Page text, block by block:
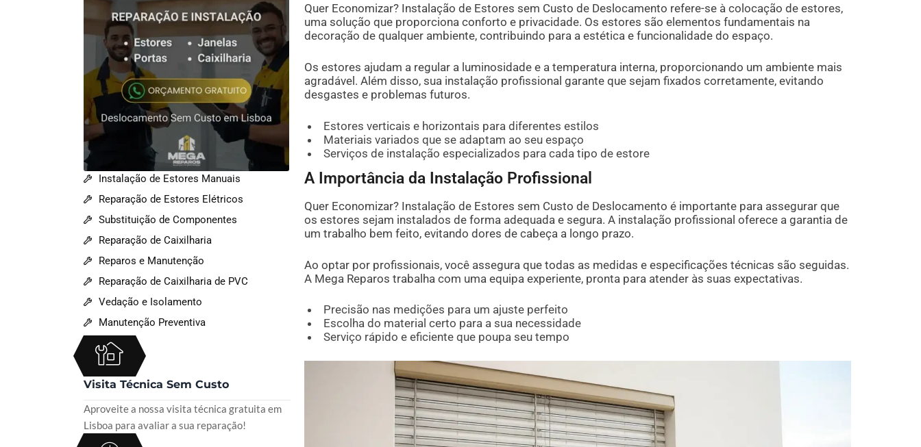
Quer Economizar? Instalação de Estores sem Custo de Deslocamento refere-se à colocação de estores,
uma solução que proporciona conforto e privacidade. Os estores são elementos fundamentais na
decoração de qualquer ambiente, contribuindo para a estética e funcionalidade do espaço.
Os estores ajudam a regular a luminosidade e a temperatura interna, proporcionando um ambiente mais
agradável. Além disso, sua instalação profissional garante que sejam fixados corretamente, evitando
desgastes e problemas futuros.
Estores verticais e horizontais para diferentes estilos
Materiais variados que se adaptam ao seu espaço
Serviços de instalação especializados para cada tipo de estore
A Importância da Instalação Profissional
Quer Economizar? Instalação de Estores sem Custo de Deslocamento é importante para assegurar que
os estores sejam instalados de forma adequada e segura. A instalação profissional oferece a garantia de
um trabalho bem feito, evitando dores de cabeça a longo prazo.
Ao optar por profissionais, você assegura que todas as medidas e especificações técnicas são seguidas.
A Mega Reparos trabalha com uma equipa experiente, pronta para atender às suas expectativas.
Precisão nas medições para um ajuste perfeito
Escolha do material certo para a sua necessidade
Serviço rápido e eficiente que poupa seu tempo
Instalação de Estores Manuais
Reparação de Estores Elétricos
Substituição de Componentes
Reparação de Caixilharia
Reparos e Manutenção
Reparação de Caixilharia de PVC
Vedação e Isolamento
Manutenção Preventiva
Visita Técnica Sem Custo
Aproveite a nossa visita técnica gratuita em
Lisboa para avaliar a sua reparação!